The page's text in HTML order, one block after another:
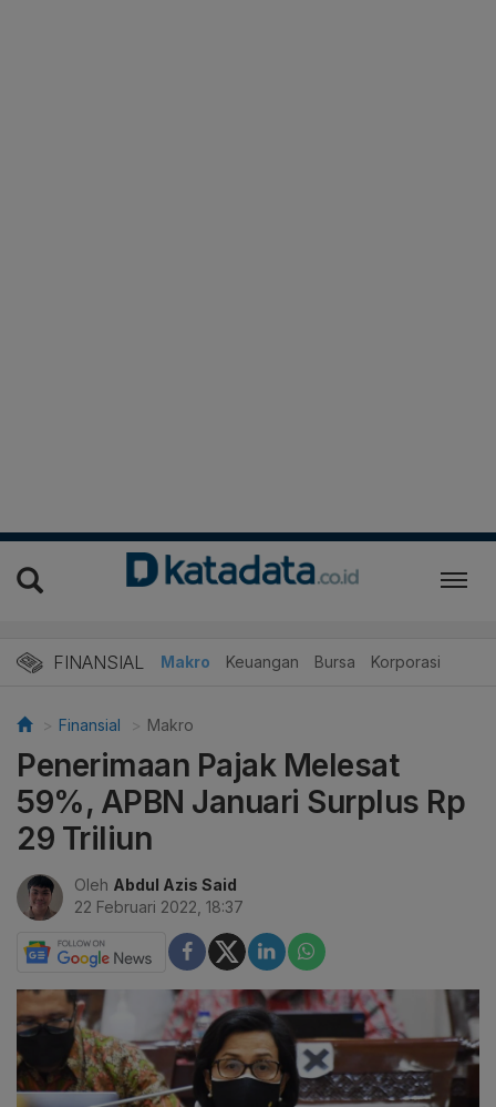
FINANSIAL Makro Keuangan Bursa Korporasi
Finansial Makro
Penerimaan Pajak Melesat
59%, APBN Januari Surplus Rp
29 Triliun
Oleh Abdul Azis Said
22 Februari 2022, 18:37